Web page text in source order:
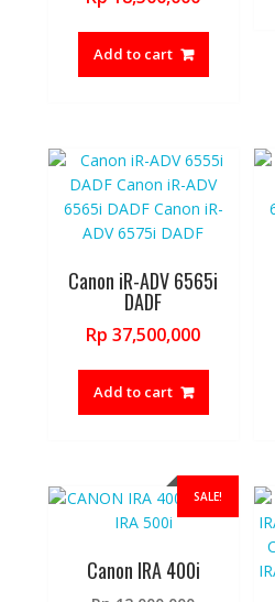
Add to cart
Canon iR-ADV 6565i
DADF
Rp 37,500,000
Add to cart
SALE!
Canon IRA 400i